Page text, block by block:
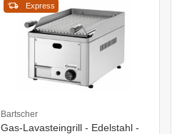
Express
Bartscher
Gas-Lavasteingrill - Edelstahl -